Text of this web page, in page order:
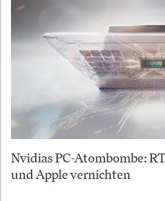
Nvidias PC-Atombombe:
und Apple vernichten